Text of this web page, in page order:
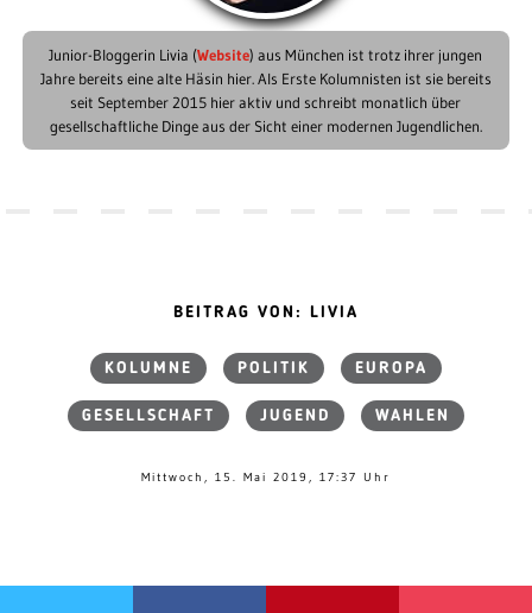
Junior-Bloggerin Livia (Website) aus München ist trotz ihrer jungen
Jahre bereits eine alte Häsin hier. Als Erste Kolumnisten ist sie bereits
seit September 2015 hier aktiv und schreibt monatlich über
gesellschaftliche Dinge aus der Sicht einer modernen Jugendlichen.
BEITRAG VON: LIVIA
KOLUMNE POLITIK EUROPA
GESELLSCHAFT JUGEND WAHLEN
Mittwoch, 15. Mai 2019, 17:37 Uhr